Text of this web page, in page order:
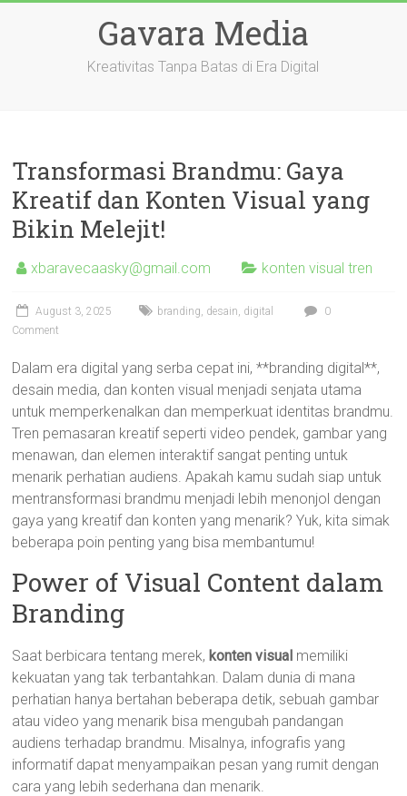
Gavara Media
Kreativitas Tanpa Batas di Era Digital
Transformasi Brandmu: Gaya
Kreatif dan Konten Visual yang
Bikin Melejit!
xbaravecaasky@gmail.com konten visual tren
August 3, 2025 branding, desain, digital
0
Comment
Dalam era digital yang serba cepat ini, **branding digital**,
desain media, dan konten visual menjadi senjata utama
untuk memperkenalkan dan memperkuat identitas brandmu.
Tren pemasaran kreatif seperti video pendek, gambar yang
menawan, dan elemen interaktif sangat penting untuk
menarik perhatian audiens. Apakah kamu sudah siap untuk
mentransformasi brandmu menjadi lebih menonjol dengan
gaya yang kreatif dan konten yang menarik? Yuk, kita simak
beberapa poin penting yang bisa membantumu!
Power of Visual Content dalam
Branding
Saat berbicara tentang merek, konten visual memiliki
kekuatan yang tak terbantahkan. Dalam dunia di mana
perhatian hanya bertahan beberapa detik, sebuah gambar
atau video yang menarik bisa mengubah pandangan
audiens terhadap brandmu. Misalnya, infografis yang
informatif dapat menyampaikan pesan yang rumit dengan
cara yang lebih sederhana dan menarik.